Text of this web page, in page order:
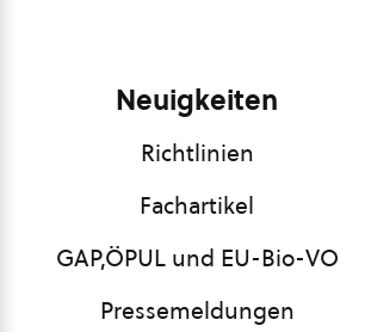
Neuigkeiten
Richtlinien
Fachartikel
GAP,ÖPUL und EU-Bio-VO
Pressemeldungen